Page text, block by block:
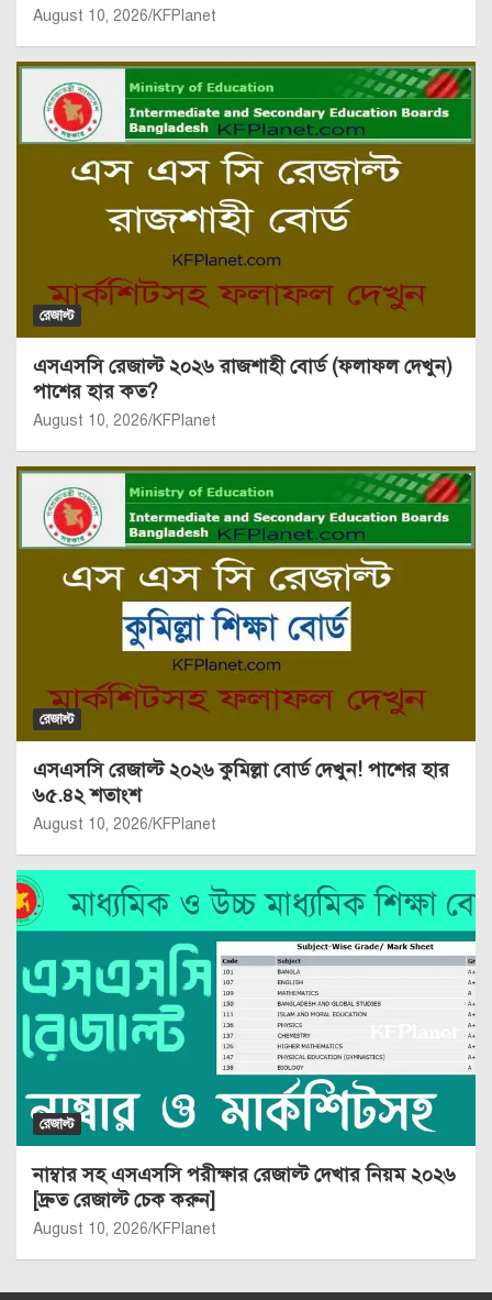
August 10, 2026 KFPlanet
রেজাল্ট
এসএসসি রেজাল্ট ২০২৬ রাজশাহী বোর্ড (ফলাফল দেখুন)
পাশের হার কত?
August 10, 2026 KFPlanet
রেজাল্ট
এসএসসি রেজাল্ট ২০২৬ কুমিল্লা বোর্ড দেখুন! পাশের হার
৬৫.৪২ শতাংশ
August 10, 2026 KFPlanet
রেজাল্ট
নাম্বার সহ এসএসসি পরীক্ষার রেজাল্ট দেখার নিয়ম ২০২৬
[দ্রুত রেজাল্ট চেক করুন]
August 10, 2026 KFPlanet